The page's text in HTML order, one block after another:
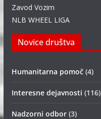
Zavod Vozim
NLB WHEEL LIGA
Novice društva
Humanitarna pomoč(4)
Interesne dejavnosti (116)
Nadzorni odbor(3)